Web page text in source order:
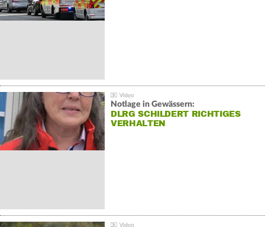
Notlage in Gewässern:
DLRG SCHILDERT RICHTIGES
VERHALTEN